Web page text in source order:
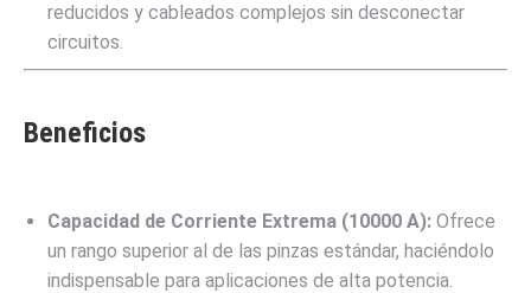
reducidos y cableados complejos sin desconectar
circuitos.
Beneficios
Capacidad de Corriente Extrema (10000 A): Ofrece
un rango superior al de las pinzas estándar, haciéndolo
indispensable para aplicaciones de alta potencia.